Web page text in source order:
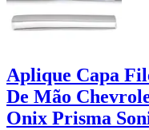
Aplique Capa
De Mão
Onix Prisma